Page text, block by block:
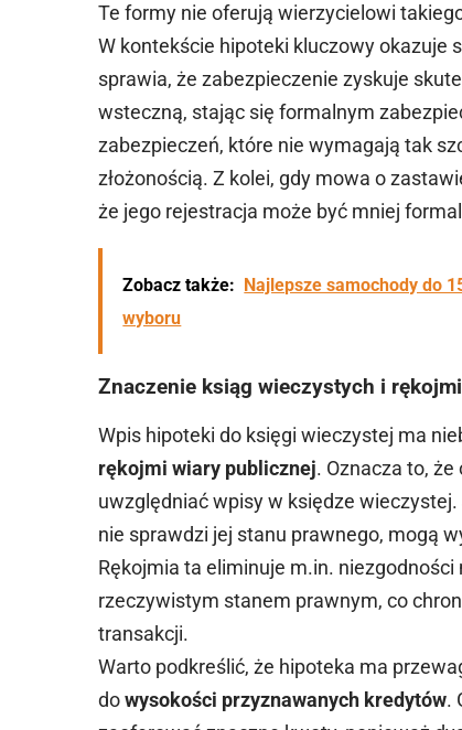
Te formy nie oferują wierzycielowi
W kontekście hipoteki kluczowy okazuje
sprawia, że zabezpieczenie zyskuje
wsteczną, stając się formalnym
zabezpieczeń, które nie wymagają tak
złożonością. Z kolei, gdy mowa o
że jego rejestracja może być mniej
Zobacz także:
Najlepsze samochody do
wyboru
Znaczenie ksiąg wieczystych i
Wpis hipoteki do księgi wieczystej ma
rękojmi wiary publicznej. Oznacza to,
uwzględniać wpisy w księdze
nie sprawdzi jej stanu prawnego, mogą
Rękojmia ta eliminuje m.in.
rzeczywistym stanem prawnym, co
transakcji.
Warto podkreślić, że hipoteka ma
dowysokości przyznawanych kredytów.